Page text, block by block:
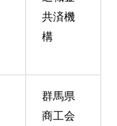
共済機
構
群馬県
商工会